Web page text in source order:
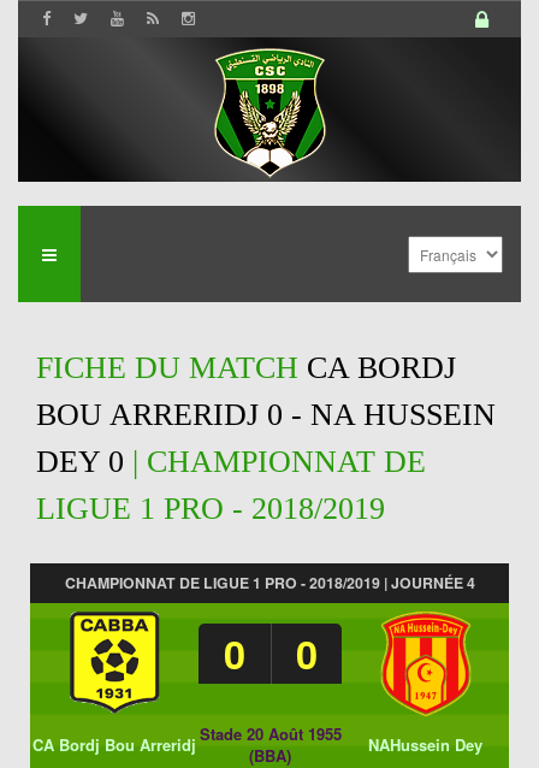
FICHE DU MATCH CA BORDJ
BOU ARRERIDJ 0 - NA HUSSEIN
DEY 0 | CHAMPIONNAT DE
LIGUE 1 PRO - 2018/2019
CHAMPIONNAT DE LIGUE 1 PRO - 2018/2019 | JOURNÉE 4
0 0
CA Bordj Bou Arreridj Stade 20 Août 1955
(BBA)
NAHussein Dey